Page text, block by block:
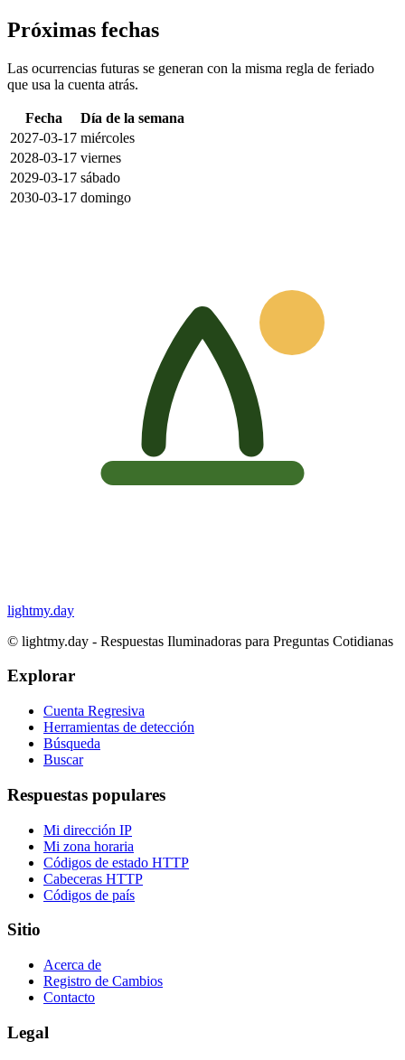
Próximas fechas
Las ocurrencias futuras se generan con la misma regla de feriado
que usa la cuenta atrás.
Fecha
Día de la semana
2027-03-17 miércoles
2028-03-17 viernes
2029-03-17 sábado
2030-03-17 domingo
lightmy.day
© lightmy.day - Respuestas Iluminadoras para Preguntas Cotidianas
Explorar
Cuenta Regresiva
Herramientas de detección
Búsqueda
Buscar
Respuestas populares
Mi dirección IP
Mi zona horaria
Códigos de estado HTTP
Cabeceras HTTP
Códigos de país
Sitio
Acerca de
Registro de Cambios
Contacto
Legal